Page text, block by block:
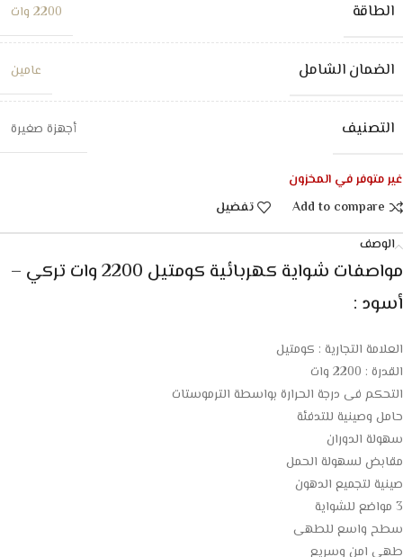
الطاقة 2200 وات
الضمان الشامل عامين
التصنيف أجهزة صغيرة
غير متوفر في المخزون
Add to compare
تفضيل
الوصف
مواصفات شواية كهربائية كومتيل 2200 وات تركي –
أسود :
العلامة التجارية : كومتيل
القدرة : 2200 وات
التحكم فى درجة الحرارة بواسطة الترموستات
حامل وصينية للتدفئة
سهولة الدوران
مقابض لسهولة الحمل
صينية لتجميع الدهون
3 مواضع للشواية
سطح واسع للطهى
طهى امن وسريع